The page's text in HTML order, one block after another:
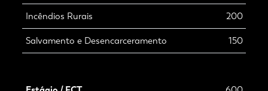
Incêndios Rurais 200
Salvamento e Desencarceramento 150